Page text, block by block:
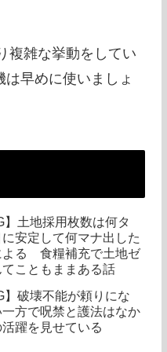
複雑な挙動をしてい
早めに使いましょ
】土地採用枚数は何タ
安定して何マナ出した
よる 食糧補充で土地ゼ
てこともままある話
】破壊不能が頼りにな
一方で呪禁と護法はなか
活躍を見せている